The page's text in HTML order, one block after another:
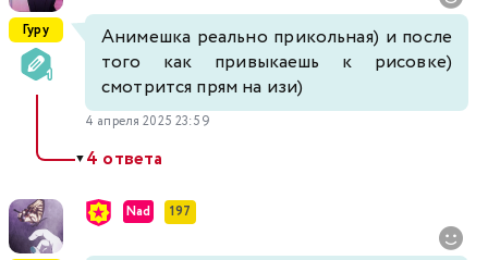
Гуру
Анимешка реально прикольная) и после
того как привыкаешь к рисовке)
смотрится прям на изи)
4 апреля 2025 23:59
▼4 ответа
Nad 197